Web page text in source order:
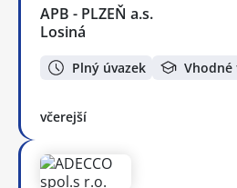
APB - PLZEŇ a.s.
Losiná
Plný úvazek
včerejší